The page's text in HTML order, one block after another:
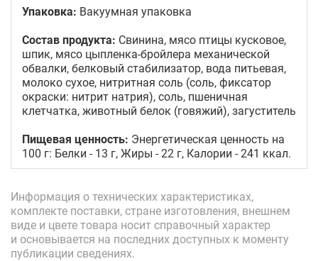
Упаковка: Вакуумная упаковка
Состав продукта: Свинина, мясо птицы кусковое,
шпик, мясо цыпленка-бройлера механической
обвалки, белковый стабилизатор, вода питьевая,
молоко сухое, нитритная соль (соль, фиксатор
окраски: нитрит натрия), соль, пшеничная
клетчатка, животный белок (говяжий), загуститель
Пищевая ценность: Энергетическая ценность на
100 г: Белки - 13 г, Жиры - 22 г, Калории - 241 ккал.
Информация о технических характеристиках,
комплекте поставки, стране изготовления, внешнем
виде и цвете товара носит справочный характер
и основывается на последних доступных к моменту
публикации сведениях.